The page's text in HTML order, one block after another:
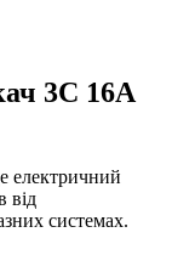
3C 16А
від
системах.